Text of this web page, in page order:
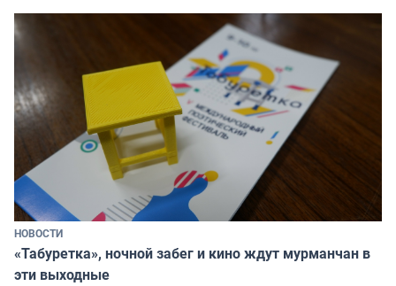
НОВОСТИ
«Табуретка», ночной забег и кино ждут мурманчан в
эти выходные